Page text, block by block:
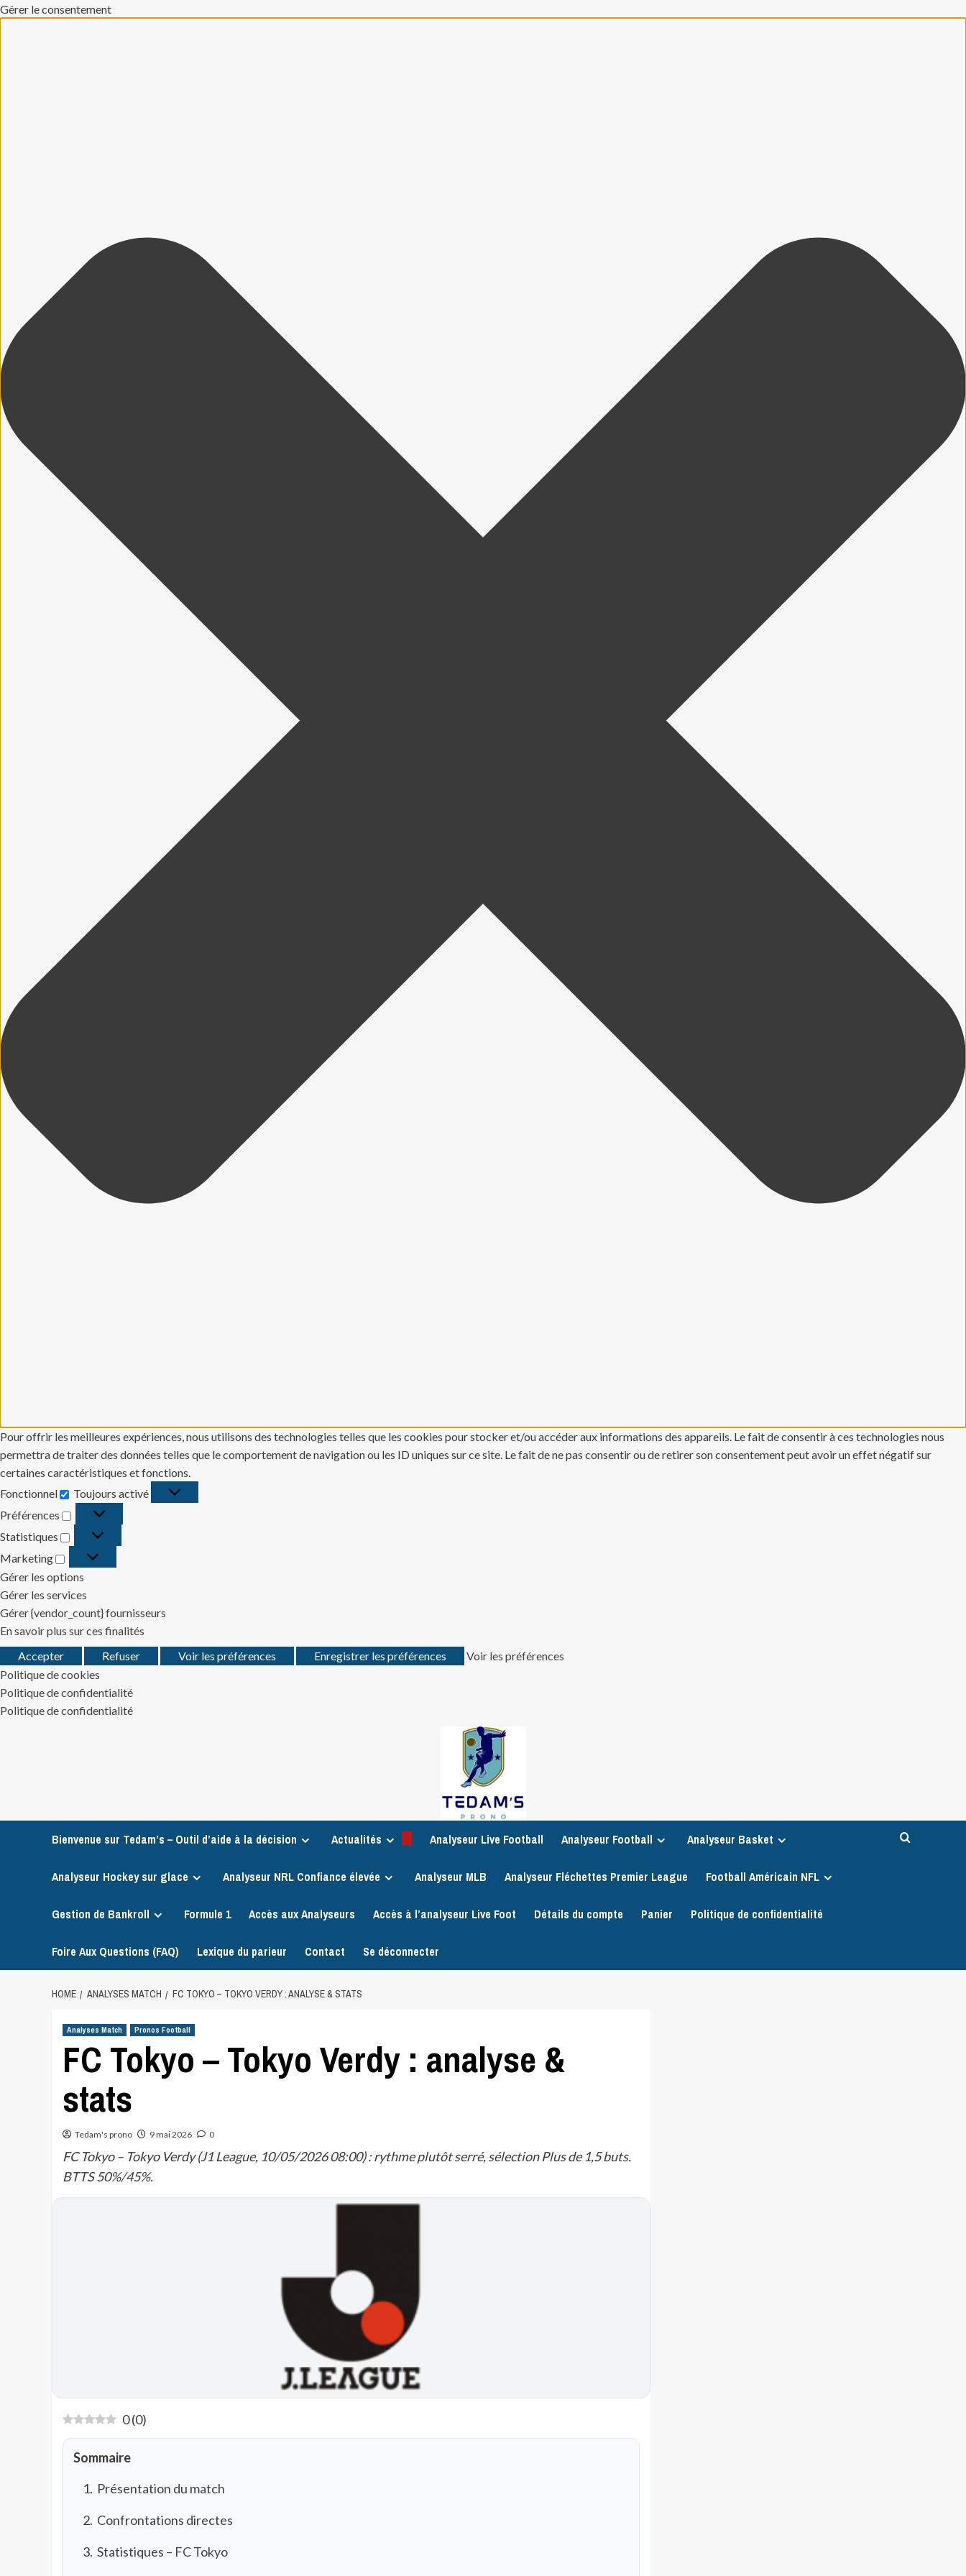
Gérer le consentement
Pour offrir les meilleures expériences, nous utilisons des technologies telles que les cookies pour stocker et/ou accéder aux informations des appareils. Le fait de consentir à ces technologies nous
permettra de traiter des données telles que le comportement de navigation ou les ID uniques sur ce site. Le fait de ne pas consentir ou de retirer son consentement peut avoir un effet négatif sur
certaines caractéristiques et fonctions.
Fonctionnel
Fonctionnel
Toujours activé
Préférences
Préférences
Statistiques
Statistiques
Marketing
Marketing
Gérer les options
Gérer les services
Gérer {vendor_count} fournisseurs
En savoir plus sur ces finalités
Accepter
Refuser Voir les préférences Enregistrer les préférences
Voir les préférences
Politique de cookies
Politique de confidentialité
Politique de confidentialité
Bienvenue sur Tedam’s – Outil d’aide à la décision Actualités Analyseur Live Football Analyseur Football Analyseur Basket
Analyseur Hockey sur glace Analyseur NRL Confiance élevée Analyseur MLB Analyseur Fléchettes Premier League Football Américain NFL
Gestion de Bankroll Formule 1 Accès aux Analyseurs Accès à l’analyseur Live Foot Détails du compte Panier Politique de confidentialité
Foire Aux Questions (FAQ) Lexique du parieur Contact Se déconnecter
HOME ANALYSES MATCH FC TOKYO – TOKYO VERDY : ANALYSE & STATS
Analyses Match Pronos Football
FC Tokyo – Tokyo Verdy : analyse &
stats
Tedam's prono 9 mai 2026 0
FC Tokyo – Tokyo Verdy (J1 League, 10/05/2026 08:00) : rythme plutôt serré, sélection Plus de 1,5 buts.
BTTS 50%/45%.
0(0)
Sommaire
Présentation du match
Confrontations directes
Statistiques – FC Tokyo